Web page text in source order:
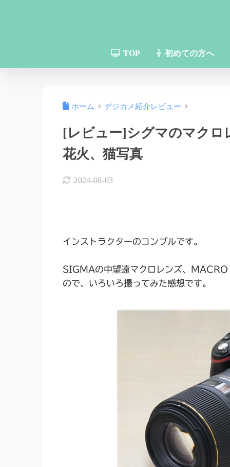
TOP 初めての方へ
ホーム デジカメ紹介レビュー
[レビュー]シグマのマクロ
花火、猫写真
2024-08-03
インストラクターのコンプルです。
SIGMAの中望遠マクロレンズ、
ので、いろいろ撮ってみた感想です。